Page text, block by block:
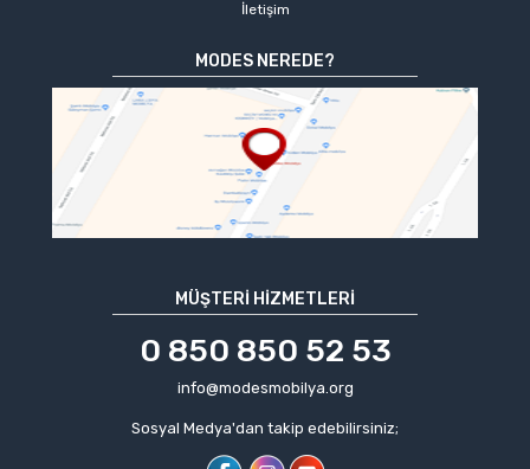
İletişim
MODES NEREDE?
MÜŞTERI HIZMETLERI
0 850 850 52 53
info@modesmobilya.org
Sosyal Medya'dan takip edebilirsiniz;